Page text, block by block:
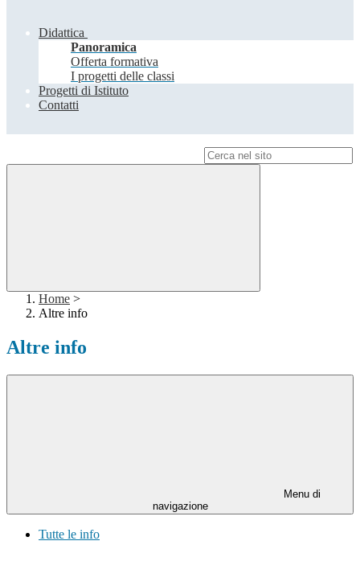
Didattica
Panoramica
Offerta formativa
I progetti delle classi
Progetti di Istituto
Contatti
Home >
Altre info
Altre info
Menu di
navigazione
Tutte le info